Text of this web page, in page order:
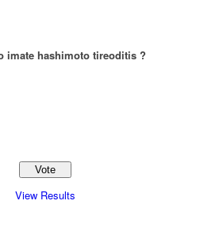
imate hashimoto tireoditis ?
View Results